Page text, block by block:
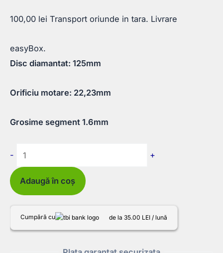
100,00 lei Transport oriunde in tara. Livrare
easyBox.
Disc diamantat: 125mm
Orificiu motare: 22,23mm
Grosime segment 1.6mm
-
Cantitate
Disc
profesional
fagure
+
Adaugă în coș
Cumpără cu de la 35.00 LEI / lună